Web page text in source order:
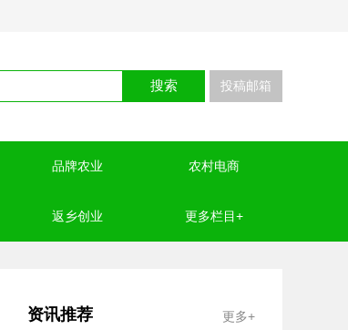
搜索 投稿邮箱
品牌农业 农村电商
返乡创业 更多栏目+
资讯推荐 更多+